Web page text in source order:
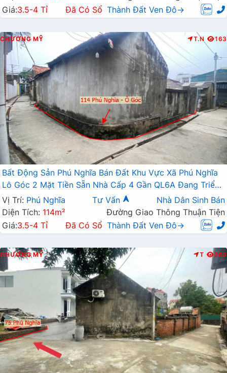
Giá:3.5-4 Tỉ Đã Có Sổ Thành Đất Ven Đô→
CHƯƠNG MỸ T.N 163
Bất Động Sản Phú Nghĩa Bán Đất Khu Vực Xã Phú Nghĩa
Lô Góc 2 Mặt Tiền Sẵn Nhà Cấp 4 Gần QL6A Đang Triển
Khai Mở Rộng
Vị Trí: Phú Nghĩa Tư Vấn
Nhà Dân Sinh Bán
Diện Tích: 114m²
Đường Giao Thông Thuận Tiện
Giá:3.5-4 Tỉ Đã Có Sổ Thành Đất Ven Đô→
CHƯƠNG MỸ T 263